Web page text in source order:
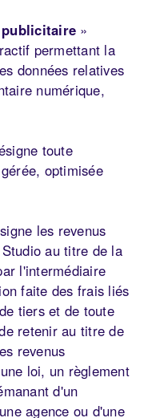
publicitaire »
permettant la
données relatives
numérique,
toute
optimisée
les revenus
au titre de la
l'intermédiaire
faite des frais liés
tiers et de toute
retenir au titre de
revenus
loi, un règlement
d'un
agence ou d'une